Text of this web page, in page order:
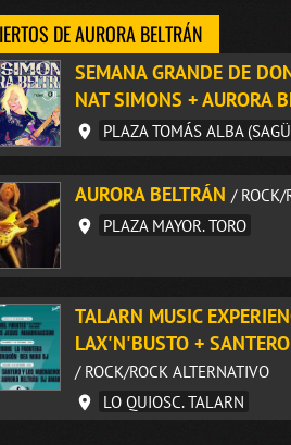
DE AURORA BELTRÁN
SEMANA GRANDE DE
NAT SIMONS + AURORA
PLAZA TOMÁS ALBA
AURORA BELTRÁN / ROCK/
PLAZA MAYOR. TORO
TALARN MUSIC
LAX'N'BUSTO +
/ ROCK/ROCK ALTERNATIVO
LO QUIOSC. TALARN